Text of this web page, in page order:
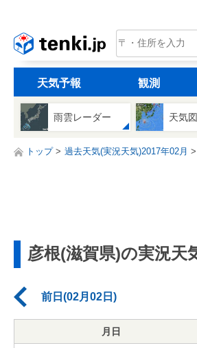
tenki.jp
天気予報 観測
雨雲レーダー 天気図
トップ 過去天気(実況天気)2017年02月
彦根(滋賀県)の実況天
前日(02月02日)
月日